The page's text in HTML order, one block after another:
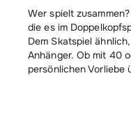
Wer spielt
die es im
Dem Skatspiel
Anhänger. Ob mit 40
persönlichen Vorliebe